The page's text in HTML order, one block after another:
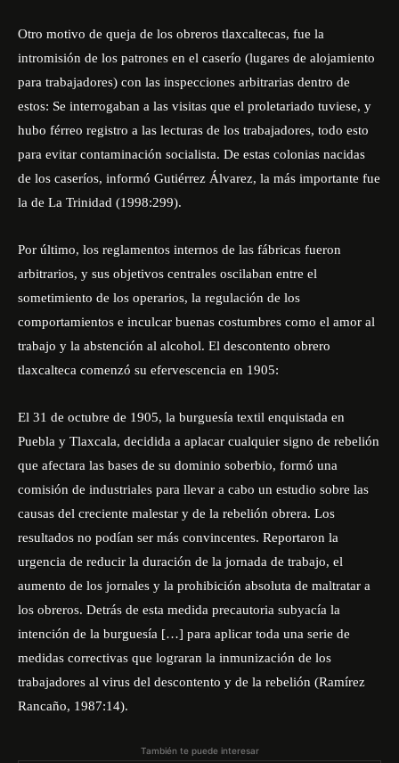
Otro motivo de queja de los obreros tlaxcaltecas, fue la
intromisión de los patrones en el caserío (lugares de alojamiento
para trabajadores) con las inspecciones arbitrarias dentro de
estos: Se interrogaban a las visitas que el proletariado tuviese, y
hubo férreo registro a las lecturas de los trabajadores, todo esto
para evitar contaminación socialista. De estas colonias nacidas
de los caseríos, informó Gutiérrez Álvarez, la más importante fue
la de La Trinidad (1998:299).
Por último, los reglamentos internos de las fábricas fueron
arbitrarios, y sus objetivos centrales oscilaban entre el
sometimiento de los operarios, la regulación de los
comportamientos e inculcar buenas costumbres como el amor al
trabajo y la abstención al alcohol. El descontento obrero
tlaxcalteca comenzó su efervescencia en 1905:
El 31 de octubre de 1905, la burguesía textil enquistada en
Puebla y Tlaxcala, decidida a aplacar cualquier signo de rebelión
que afectara las bases de su dominio soberbio, formó una
comisión de industriales para llevar a cabo un estudio sobre las
causas del creciente malestar y de la rebelión obrera. Los
resultados no podían ser más convincentes. Reportaron la
urgencia de reducir la duración de la jornada de trabajo, el
aumento de los jornales y la prohibición absoluta de maltratar a
los obreros. Detrás de esta medida precautoria subyacía la
intención de la burguesía […] para aplicar toda una serie de
medidas correctivas que lograran la inmunización de los
trabajadores al virus del descontento y de la rebelión (Ramírez
Rancaño, 1987:14).
También te puede interesar